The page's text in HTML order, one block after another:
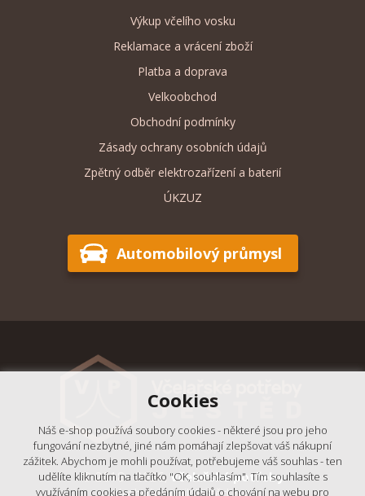
Výkup včelího vosku
Reklamace a vrácení zboží
Platba a doprava
Velkoobchod
Obchodní podmínky
Zásady ochrany osobních údajů
Zpětný odběr elektrozařízení a baterií
ÚKZUZ
Automobilový průmysl
© 2018 - 2026, Včelařské potřeby
- Výrobní podnik Ještěd, s.r.o.
Cookies
Náš e-shop používá soubory cookies - některé jsou pro jeho
fungování nezbytné, jiné nám pomáhají zlepšovat váš nákupní
zážitek. Abychom je mohli používat, potřebujeme váš souhlas - ten
udělíte kliknutím na tlačítko "OK, souhlasím". Tím souhlasíte s
využíváním cookies a předáním údajů o chování na webu pro